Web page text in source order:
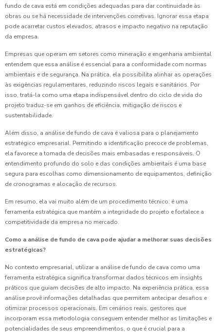
fundo de cava está em condições adequadas para dar continuidade às
obras ou se há necessidade de intervenções corretivas. Ignorar essa etapa
pode acarretar custos elevados, atrasos e impacto negativo na reputação
da empresa.
Empresas que operam em setores como mineração e engenharia ambiental
entendem que essa análise é essencial para a conformidade com normas
ambientais e de segurança. Na prática, ela possibilita alinhar as operações
às exigências regulamentares, reduzindo riscos legais e sanitários. Por
isso, tratá-la como uma etapa indispensável dentro do ciclo de vida do
projeto traduz-se em ganhos de eficiência, mitigação de riscos e
sustentabilidade.
Além disso, a análise de fundo de cava é valiosa para o planejamento
estratégico empresarial. Permitindo a identificação precoce de problemas,
ela favorece a tomada de decisões mais embasadas e responsáveis. O
entendimento profundo do solo e das condições ambientais é uma base
segura para escolhas como dimensionamento de equipamentos, definição
de cronogramas e alocação de recursos.
Em resumo, ela vai muito além de um procedimento técnico: é uma
ferramenta estratégica que mantém a integridade do projeto e fortalece a
competitividade da empresa no mercado.
Como a análise de fundo de cava pode ajudar a melhorar suas decisões
estratégicas?
No contexto empresarial, utilizar a análise de fundo de cava como uma
ferramenta estratégica significa transformar dados técnicos em insights
práticos que guiam decisões de alto impacto. Na experiência prática, essa
análise provê informações detalhadas que permitem antecipar desafios e
otimizar processos operacionais. Em cenários reais, gestores que
incorporam essa metodologia conseguem entender melhor as limitações e
potencialidades de seus empreendimentos, o que é crucial para a